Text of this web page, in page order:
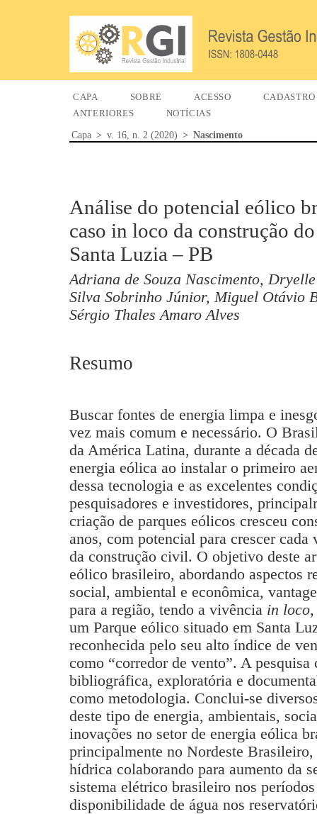
CAPA SOBRE ACESSO
CADASTRO
ANTERIORES
NOTÍCIAS
Capa > v. 16, n. 2 (2020) > Nascimento
Análise do potencial eólico
caso in loco da construção
Santa Luzia – PB
Adriana de Souza Nascimento,
Silva Sobrinho Júnior, Miguel Otávio
Sérgio Thales Amaro Alves
Resumo
Buscar fontes de energia limpa e
vez mais comum e necessário. O
da América Latina, durante a década
energia eólica ao instalar o primeiro
dessa tecnologia e as excelentes
pesquisadores e investidores,
criação de parques eólicos cresceu
anos, com potencial para crescer cada
da construção civil. O objetivo deste
eólico brasileiro, abordando aspectos
social, ambiental e econômica,
para a região, tendo a vivência in loco
um Parque eólico situado em Santa
reconhecida pelo seu alto índice de
como “corredor de vento”. A pesquisa
bibliográfica, exploratória e
como metodologia. Conclui-se
deste tipo de energia, ambientais,
inovações no setor de energia eólica
principalmente no Nordeste
hídrica colaborando para aumento da
sistema elétrico brasileiro nos
disponibilidade de água nos